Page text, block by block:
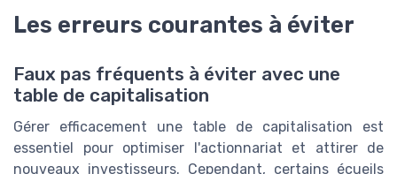
Les erreurs courantes à éviter
Faux pas fréquents à éviter avec une
table de capitalisation
Gérer efficacement une table de capitalisation est
essentiel pour optimiser l'actionnariat et attirer de
nouveaux investisseurs. Cependant, certains écueils